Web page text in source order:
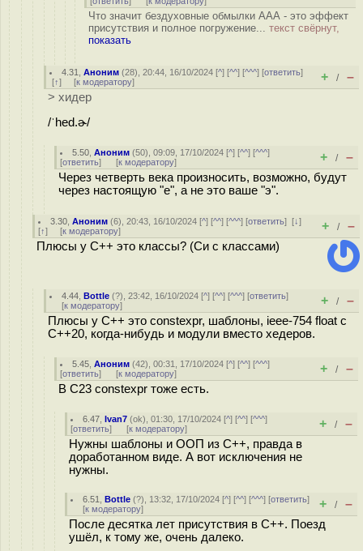
Что значит бездуховные обмылки ААА - это эффект
присутствия и полное погружение... текст свёрнут,
показать
4.31 ,Аноним (28), 20:44, 16/10/2024 [^] [^^] [^^^] [ответить]
[↑] [к модератору] + / –
> хидер
/ˈhed.ɚ/
5.50 ,Аноним (50), 09:09, 17/10/2024 [^] [^^] [^^^]
[ответить] [к модератору] + / –
Через четверть века произносить, возможно, будут
через настоящую "е", а не это ваше "э".
3.30 ,Аноним (6), 20:43, 16/10/2024 [^] [^^] [^^^] [ответить][↓]
[↑] [к модератору] + / –
Плюсы у С++ это классы? (Си с классами)
4.44 ,Bottle (?), 23:42, 16/10/2024 [^] [^^] [^^^] [ответить]
[к модератору] + / –
Плюсы у C++ это constexpr, шаблоны, ieee-754 float с
C++20, когда-нибудь и модули вместо хедеров.
5.45 ,Аноним (42), 00:31, 17/10/2024 [^] [^^] [^^^]
[ответить] [к модератору] + / –
В С23 constexpr тоже есть.
6.47 ,Ivan7 (ok), 01:30, 17/10/2024 [^] [^^] [^^^]
[ответить] [к модератору] + / –
Нужны шаблоны и ООП из С++, правда в
доработанном виде. А вот исключения не
нужны.
6.51 ,Bottle (?), 13:32, 17/10/2024 [^] [^^] [^^^] [ответить]
[к модератору] + / –
После десятка лет присутствия в C++. Поезд
ушёл, к тому же, очень далеко.